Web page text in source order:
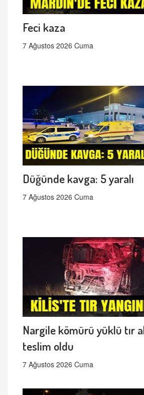
Feci kaza
7 Ağustos 2026 Cuma
Düğünde kavga: 5 yaralı
7 Ağustos 2026 Cuma
Nargile kömürü yüklü tır
teslim oldu
7 Ağustos 2026 Cuma